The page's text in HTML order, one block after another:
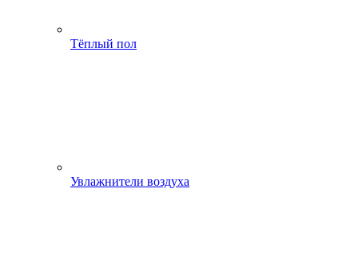
Тёплый пол
Увлажнители воздуха